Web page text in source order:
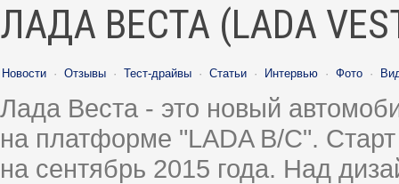
ЛАДА ВЕСТА (LADA
Новости · Отзывы · Тест-драйвы · Статьи · Интервью · Фото ·
Лада Веста - это новый
на платформе "LADA B/C".
на сентябрь 2015 года. Над